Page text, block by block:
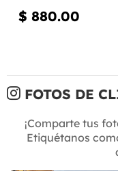
$ 880.00
FOTOS DE
¡Comparte tus
Etiquétanos